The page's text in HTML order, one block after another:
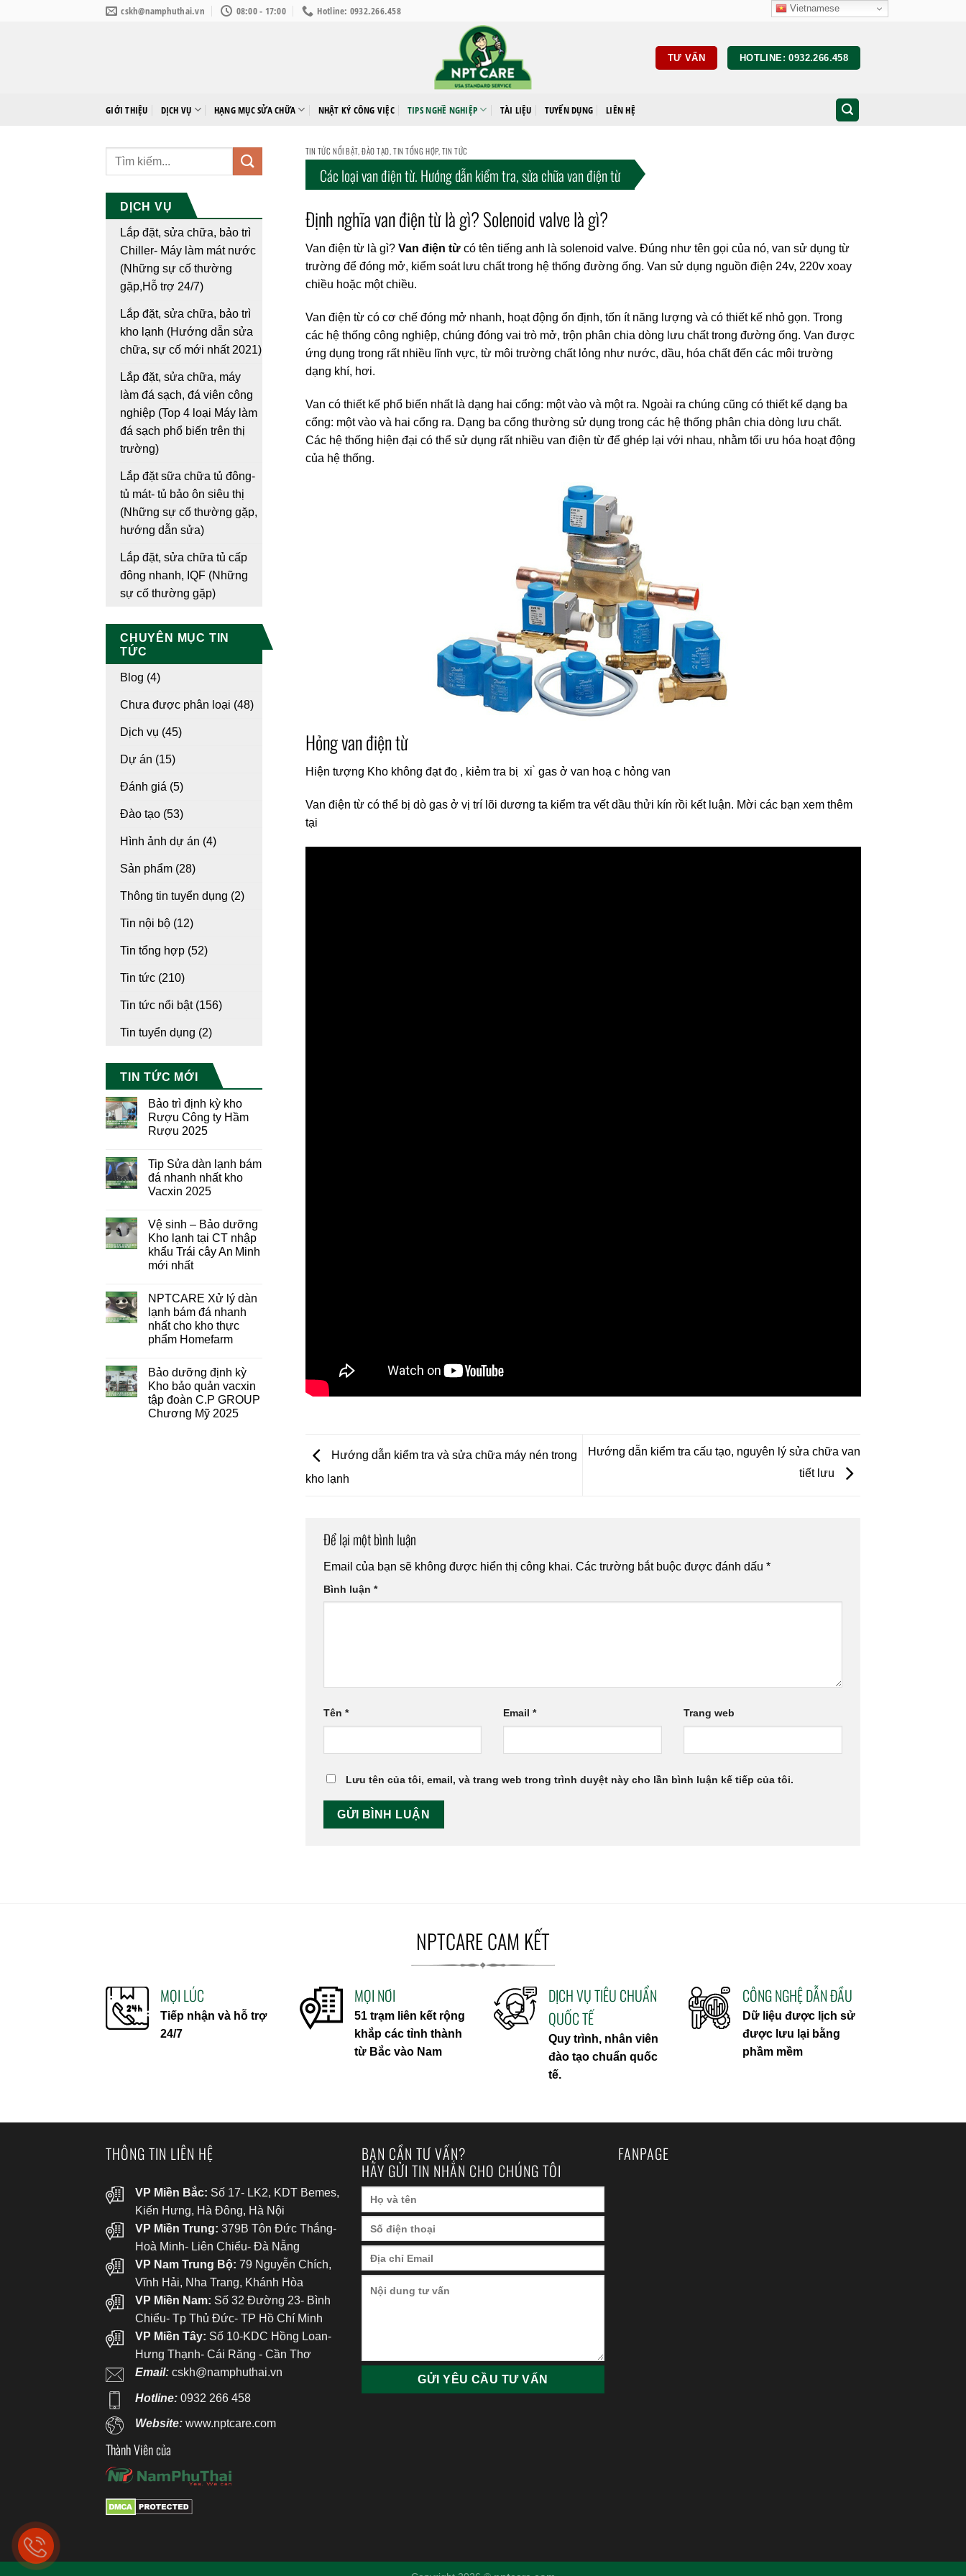
cskh@namphuthai.vn 08:00 - 17:00 Hotline: 0932.266.458
TƯ VẤN HOTLINE: 0932.266.458
GIỚI THIỆU DỊCH VỤ HẠNG MỤC SỬA CHỮA NHẬT KÝ CÔNG VIỆC TIPS NGHỀ NGHIỆP TÀI LIỆU TUYỂN DỤNG LIÊN HỆ
DỊCH VỤ
Lắp đặt, sửa chữa, bảo trì
Chiller- Máy làm mát nước
(Những sự cố thường
gặp,Hỗ trợ 24/7)
Lắp đặt, sửa chữa, bảo trì
kho lạnh (Hướng dẫn sửa
chữa, sự cố mới nhất 2021)
Lắp đặt, sửa chữa, máy
làm đá sạch, đá viên công
nghiệp (Top 4 loại Máy làm
đá sạch phổ biến trên thị
trường)
Lắp đặt sữa chữa tủ đông-
tủ mát- tủ bảo ôn siêu thị
(Những sự cố thường gặp,
hướng dẫn sửa)
Lắp đặt, sửa chữa tủ cấp
đông nhanh, IQF (Những
sự cố thường gặp)
CHUYÊN MỤC TIN
TỨC
Blog (4)
Chưa được phân loại (48)
Dịch vụ (45)
Dự án (15)
Đánh giá (5)
Đào tạo (53)
Hình ảnh dự án (4)
Sản phẩm (28)
Thông tin tuyển dụng (2)
Tin nội bộ (12)
Tin tổng hợp (52)
Tin tức (210)
Tin tức nổi bật(156)
Tin tuyển dụng (2)
TIN TỨC MỚI
Bảo trì định kỳ kho
Rượu Công ty Hầm
Rượu 2025
Tip Sửa dàn lạnh bám
đá nhanh nhất kho
Vacxin 2025
Vệ sinh – Bảo dưỡng
Kho lạnh tại CT nhập
khẩu Trái cây An Minh
mới nhất
NPTCARE Xử lý dàn
lạnh bám đá nhanh
nhất cho kho thực
phẩm Homefarm
Bảo dưỡng định kỳ
Kho bảo quản vacxin
tập đoàn C.P GROUP
Chương Mỹ 2025
TIN TỨC NỔI BẬT,ĐÀO TẠO ,TIN TỔNG HỢP, TIN TỨC
Các loại van điện từ. Hướng dẫn kiểm tra, sửa chữa van điện từ
Định nghĩa van điện từ là gì? Solenoid valve là gì?
Van điện từ là gì? Van điện từcó tên tiếng anh là solenoid valve. Đúng như tên gọi của nó, van sử dụng từ
trường để đóng mở, kiểm soát lưu chất trong hệ thống đường ống. Van sử dụng nguồn điện 24v, 220v xoay
chiều hoặc một chiều.
Van điện từ có cơ chế đóng mở nhanh, hoạt động ổn định, tốn ít năng lượng và có thiết kế nhỏ gọn. Trong
các hệ thống công nghiệp, chúng đóng vai trò mở, trộn phân chia dòng lưu chất trong đường ống. Van được
ứng dụng trong rất nhiều lĩnh vực, từ môi trường chất lỏng như nước, dầu, hóa chất đến các môi trường
dạng khí, hơi.
Van có thiết kế phổ biến nhất là dạng hai cổng: một vào và một ra. Ngoài ra chúng cũng có thiết kế dạng ba
cổng: một vào và hai cổng ra. Dạng ba cổng thường sử dụng trong các hệ thống phân chia dòng lưu chất.
Các hệ thống hiện đại có thể sử dụng rất nhiều van điện từ để ghép lại với nhau, nhằm tối ưu hóa hoạt động
của hệ thống.
Hỏng van điện từ
Hiện tượng Kho không đạt đo ̣, kiẻm tra bi ̣ xi ̀ gas ở van hoạ c hỏng van
Van điện từ có thể bị dò gas ở vị trí lõi dương ta kiểm tra vết dầu thửi kín rồi kết luận. Mời các bạn xem thêm
tại
Hướng dẫn kiểm tra và sửa chữa máy nén trong
kho lạnh
Hướng dẫn kiểm tra cấu tạo, nguyên lý sửa chữa van
tiết lưu
Để lại một bình luận
Email của bạn sẽ không được hiển thị công khai. Các trường bắt buộc được đánh dấu *
Bình luận *
Tên * Email* Trang web
Lưu tên của tôi, email, và trang web trong trình duyệt này cho lần bình luận kế tiếp của tôi.
NPTCARE CAM KẾT
MỌI LÚC
Tiếp nhận và hỗ trợ
24/7
MỌI NƠI
51 trạm liên kết rộng
khắp các tỉnh thành
từ Bắc vào Nam
DỊCH VỤ TIÊU CHUẨN
QUỐC TẾ
Quy trình, nhân viên
đào tạo chuẩn quốc
tế.
CÔNG NGHỆ DẪN ĐẦU
Dữ liệu được lịch sử
được lưu lại bằng
phầm mềm
THÔNG TIN LIÊN HỆ
VP Miền Bắc: Số 17- LK2, KDT Bemes,
Kiến Hưng, Hà Đông, Hà Nội
VP Miền Trung: 379B Tôn Đức Thắng-
Hoà Minh- Liên Chiểu- Đà Nẵng
VP Nam Trung Bộ: 79 Nguyễn Chích,
Vĩnh Hải, Nha Trang, Khánh Hòa
VP Miền Nam: Số 32 Đường 23- Bình
Chiểu- Tp Thủ Đức- TP Hồ Chí Minh
VP Miền Tây: Số 10-KDC Hồng Loan-
Hưng Thạnh- Cái Răng - Cần Thơ
Email: cskh@namphuthai.vn
Hotline: 0932 266 458
Website:www.nptcare.com
Thành Viên của
BẠN CẦN TƯ VẤN?
HÃY GỬI TIN NHẮN CHO CHÚNG TÔI
FANPAGE
Vietnamese